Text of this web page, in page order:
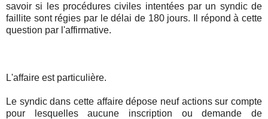
savoir si les procédures civiles intentées par un syndic de
faillite sont régies par le délai de 180 jours. Il répond à cette
question par l'affirmative.
L'affaire est particulière.
Le syndic dans cette affaire dépose neuf actions sur compte
pour lesquelles aucune inscription ou demande de